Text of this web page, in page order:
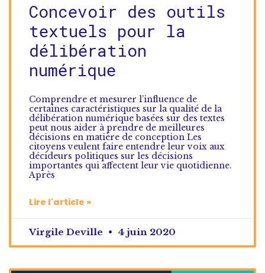
Concevoir des outils
textuels pour la
délibération
numérique
Comprendre et mesurer l’influence de
certaines caractéristiques sur la qualité de la
délibération numérique basées sur des textes
peut nous aider à prendre de meilleures
décisions en matière de conception Les
citoyens veulent faire entendre leur voix aux
décideurs politiques sur les décisions
importantes qui affectent leur vie quotidienne.
Après
Lire l'article »
Virgile Deville 4 juin 2020